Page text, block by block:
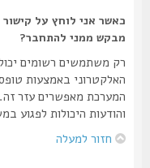
כאשר אני לוחץ על קישור
מבקש ממני להתחבר?
רק משתמשים רשומים יכולים
האלקטרוני באמצעות טופס
המערכת מאפשרים עזר זה. זה
והודעות היכולות לפגוע
חזור למעלה